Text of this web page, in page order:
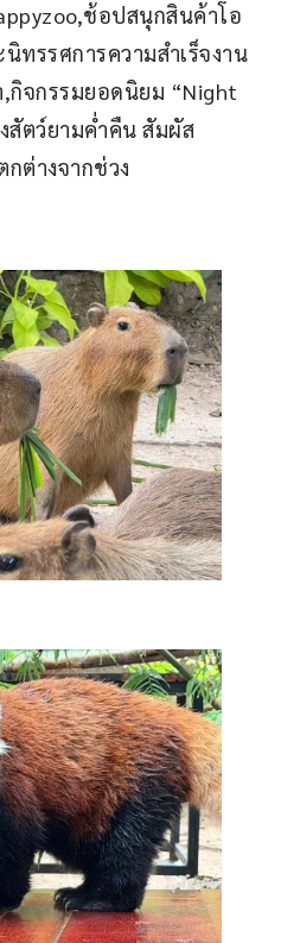
ช้อปสนุกสินค้าโอ
ทรรศการความสำเร็จงาน
กิจกรรมยอดนิยม “Night
สัตว์ยามค่ำคืน สัมผัส
ต่างจากช่วง